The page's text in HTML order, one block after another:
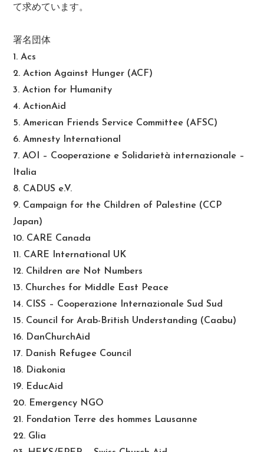
て求めています。
署名団体
1. Acs
2. Action Against Hunger (ACF)
3. Action for Humanity
4. ActionAid
5. American Friends Service Committee (AFSC)
6. Amnesty International
7. AOI – Cooperazione e Solidarietà internazionale –
Italia
8. CADUS e.V.
9. Campaign for the Children of Palestine (CCP
Japan)
10. CARE Canada
11. CARE International UK
12. Children are Not Numbers
13. Churches for Middle East Peace
14. CISS – Cooperazione Internazionale Sud Sud
15. Council for Arab-British Understanding (Caabu)
16. DanChurchAid
17. Danish Refugee Council
18. Diakonia
19. EducAid
20. Emergency NGO
21. Fondation Terre des hommes Lausanne
22. Glia